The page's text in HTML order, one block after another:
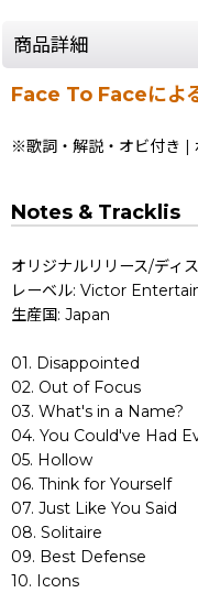
商品詳細
Face To Faceによ
※歌詞・解説・オビ付き |
Notes & Tracklis
オリジナルリリース/デ
レーベル: Victor
生産国: Japan
01. Disappointed
02. Out of Focus
03. What's in a Name?
04. You Could've Had
05. Hollow
06. Think for Yourself
07. Just Like You Said
08. Solitaire
09. Best Defense
10. Icons